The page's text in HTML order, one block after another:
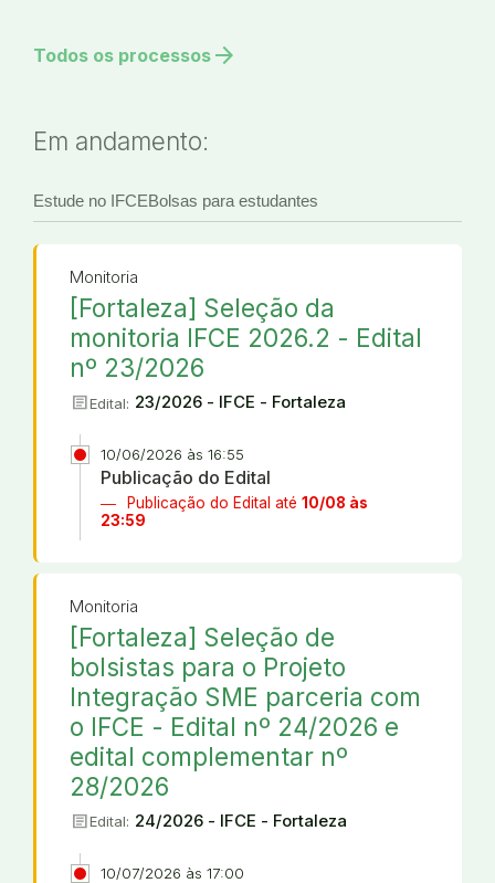
Todos os processos arrow_forward
Em andamento:
Estude no IFCEBolsas para estudantes
Monitoria
[Fortaleza] Seleção da
monitoria IFCE 2026.2 - Edital
nº 23/2026
articleEdital: 23/2026 - IFCE - Fortaleza
10/06/2026 às 16:55
Publicação do Edital
Publicação do Edital até 10/08 às
23:59
Monitoria
[Fortaleza] Seleção de
bolsistas para o Projeto
Integração SME parceria com
o IFCE - Edital nº 24/2026 e
edital complementar nº
28/2026
articleEdital: 24/2026 - IFCE - Fortaleza
10/07/2026 às 17:00